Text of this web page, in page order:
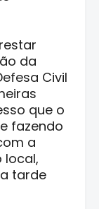
da
Civil
que o
fazendo
a
local,
tarde